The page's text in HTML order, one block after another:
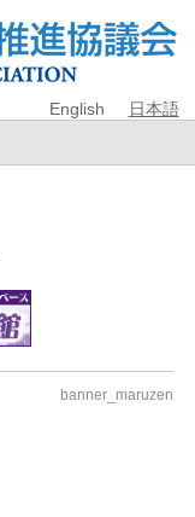
English 日本語
banner_maruzen